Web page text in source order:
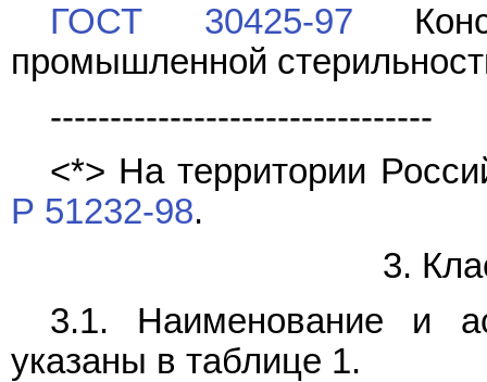
ГОСТ 30425-97
промышленной
--------------------------------
<*> На территории
Р 51232-98.
3.
3.1. Наименование и
указаны в таблице 1.